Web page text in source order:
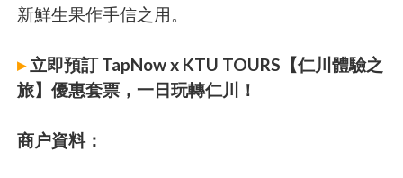
新鮮生果作手信之用。
▸立即預訂 TapNow x KTU TOURS【仁川體驗之
旅】優惠套票，一日玩轉仁川！
商户資料：